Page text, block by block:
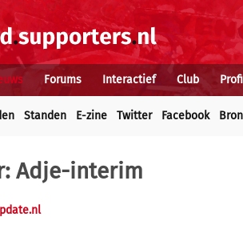
Forums Interactief Club
Standen E-zine Twitter Facebook
Adje-interim